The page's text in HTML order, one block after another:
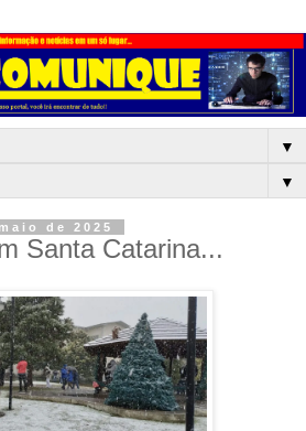
▼
▼
de 2025
Santa Catarina...